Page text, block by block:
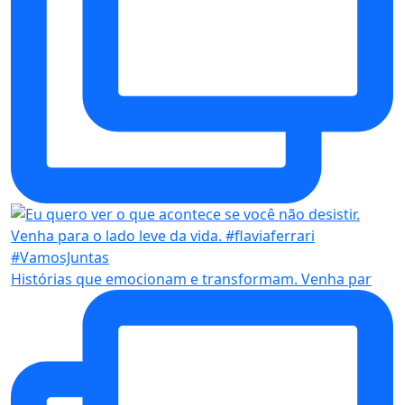
Histórias que emocionam e transformam. Venha par